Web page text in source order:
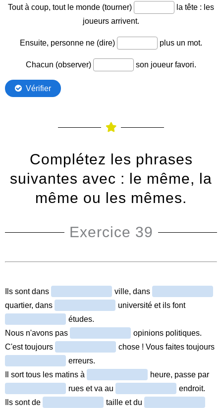
Complétez les phrases
suivantes avec : le même, la
même ou les mêmes.
Exercice 39